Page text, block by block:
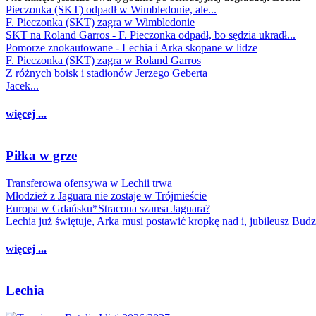
Pieczonka (SKT) odpadł w Wimbledonie, ale...
F. Pieczonka (SKT) zagra w Wimbledonie
SKT na Roland Garros - F. Pieczonka odpadł, bo sędzia ukradł...
Pomorze znokautowane - Lechia i Arka skopane w lidze
F. Pieczonka (SKT) zagra w Roland Garros
Z różnych boisk i stadionów Jerzego Geberta
Jacek...
więcej ...
Piłka w grze
Transferowa ofensywa w Lechii trwa
Młodzież z Jaguara nie zostaje w Trójmieście
Europa w Gdańsku*Stracona szansa Jaguara?
Lechia już świętuje, Arka musi postawić kropkę nad i, jubileusz
więcej ...
Lechia